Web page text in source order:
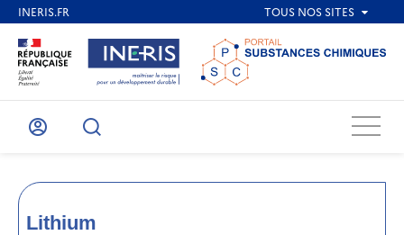
Mon
Recherche
Menu
Lithium